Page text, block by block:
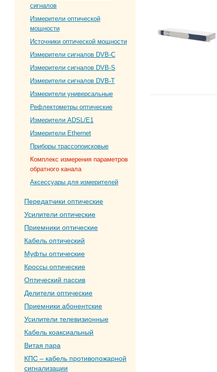
сигналов
Измерители оптической
мощности
Источники оптической мощности
Измерители сигналов DVB-C
Измерители сигналов DVB-S
Измерители сигналов DVB-T
Измерители универсальные
Рефлектометры оптические
Измерители ADSL/E1
Измерители Ethernet
Приборы трассопоисковые
Комплекс измерения параметров
обратного канала
Аксессуары для измерителей
Передатчики оптические
Усилители оптические
Приемники оптические
Кабель оптический
Муфты оптические
Кроссы оптические
Оптический пассив
Делители оптические
Приемники абонентские
Усилители телевизионные
Кабель коаксиальный
Витая пара
КПС – кабель противопожарной
сигнализации